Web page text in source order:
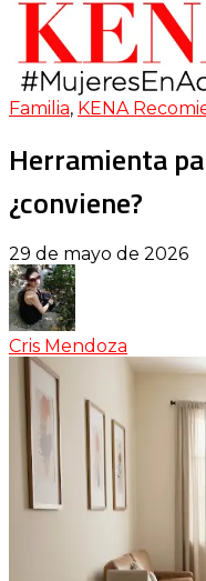
Familia, KENA
Herramienta
¿conviene?
29 de mayo de 2026
Cris Mendoza